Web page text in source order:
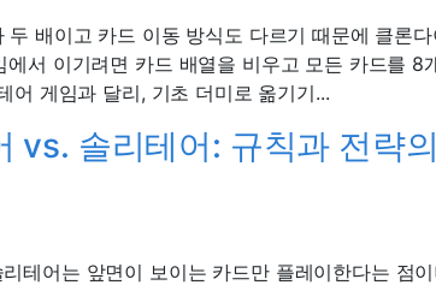
배이고 카드 이동 방식도 다르기 때문에 클론
에서 이기려면 카드 배열을 비우고 모든 카드를 8
어 게임과 달리, 기초 더미로 옮기기...
vs. 솔리테어: 규칙과 전략
테어는 앞면이 보이는 카드만 플레이한다는 점